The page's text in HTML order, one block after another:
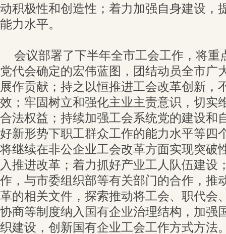
动积极性和创造性；着力加强自身建设，
能力水平。
会议部署了下半年全市工会工作，将重
党代会确定的宏伟蓝图，团结动员全市广
展作贡献；持之以恒推进工会改革创新，
效；牢固树立和强化主业主责意识，切实
合法权益；持续加强工会系统党的建设和
好新形势下职工群众工作的能力水平等四
将继续在非公企业工会改革方面实现突破
入推进改革；着力抓好产业工人队伍建设
作，与市委组织部等有关部门的合作，推
革的相关文件，探索推动将工会、职代会
协商等制度纳入国有企业治理结构，加强
织建设，创新国有企业工会工作方式方法